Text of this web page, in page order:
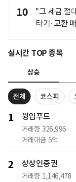
10
"그 세금 절
타기·교환
실시간 TOP 종목
상승
전체 코스피
1 윙입푸드
거래량 326,996
거래대금 5억
2 상상인증권
거래량 1,146,478